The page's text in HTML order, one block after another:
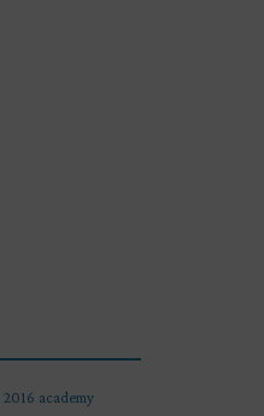
2016 academy